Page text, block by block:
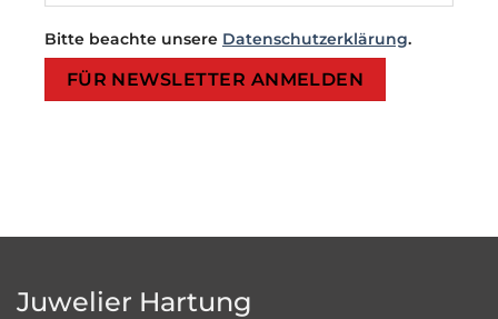
Bitte beachte unsere Datenschutzerklärung.
Bitte lasse dieses Feld leer.
Bitte lasse dieses Feld leer.
Juwelier Hartung